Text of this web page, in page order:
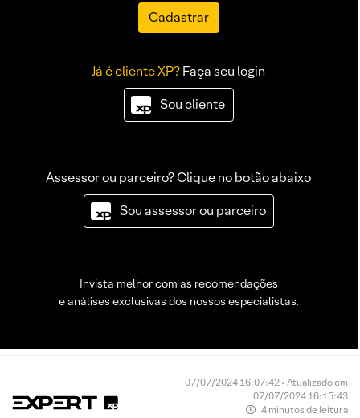
Cadastrar
Já é cliente XP?Faça seu login
Sou cliente
Assessor ou parceiro? Clique no botão abaixo
Sou assessor ou parceiro
Invista melhor com as recomendações
e análises exclusivas dos nossos especialistas.
07/07/2024 16:07:42 • Atualizado em
07/07/2024 16:15:43
4 minutos de leitura